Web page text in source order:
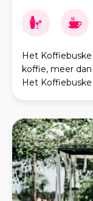
Het
koffie, meer
Het